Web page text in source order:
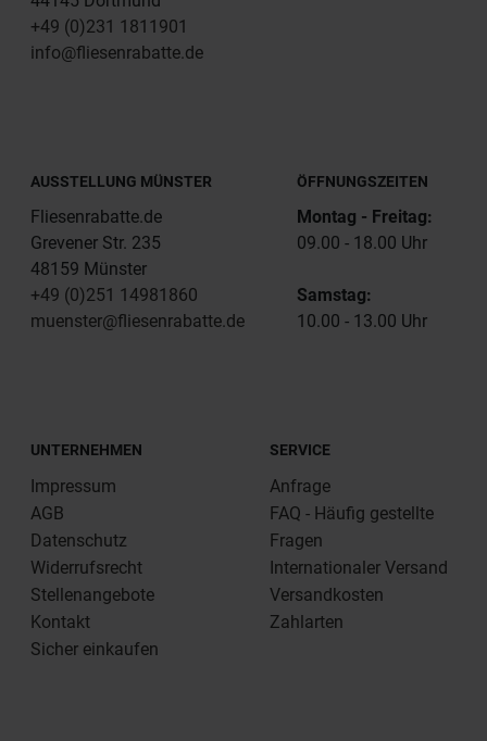
+49 (0)231 1811901
info@fliesenrabatte.de
AUSSTELLUNG MÜNSTER
Fliesenrabatte.de
Grevener Str. 235
48159 Münster
+49 (0)251 14981860
muenster@fliesenrabatte.de
ÖFFNUNGSZEITEN
Montag - Freitag:
09.00 - 18.00 Uhr
Samstag:
10.00 - 13.00 Uhr
UNTERNEHMEN
Impressum
AGB
Datenschutz
Widerrufsrecht
Stellenangebote
Kontakt
Sicher einkaufen
SERVICE
Anfrage
FAQ - Häufig gestellte
Fragen
Internationaler Versand
Versandkosten
Zahlarten